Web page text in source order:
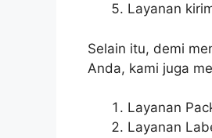
Layanan
Selain itu, demi
Anda, kami juga
Layanan
Layanan